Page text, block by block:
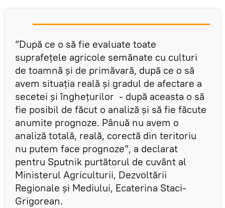
”După ce o să fie evaluate toate
suprafețele agricole semănate cu culturi
de toamnă și de primăvară, după ce o să
avem situația reală și gradul de afectare a
secetei și înghețurilor - după aceasta o să
fie posibil de făcut o analiză și să fie făcute
anumite prognoze. Pânuă nu avem o
analiză totală, reală, corectă din teritoriu
nu putem face prognoze”, a declarat
pentru Sputnik purtătorul de cuvânt al
Ministerul Agriculturii, Dezvoltării
Regionale şi Mediului, Ecaterina Staci-
Grigorean.